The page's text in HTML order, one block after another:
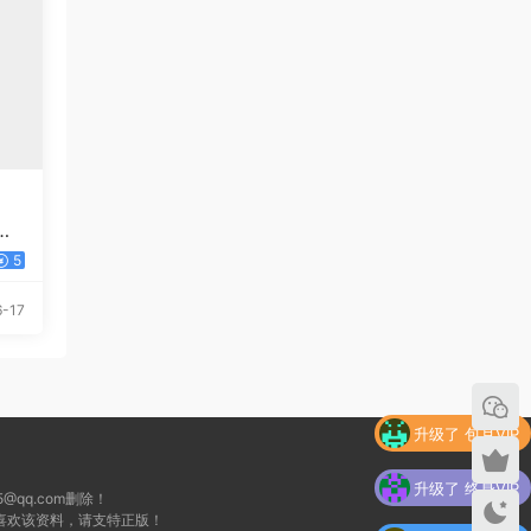
5
17
删除！
该资料，请支特正版！
升级了 包月VIP
升级了 终身VIP